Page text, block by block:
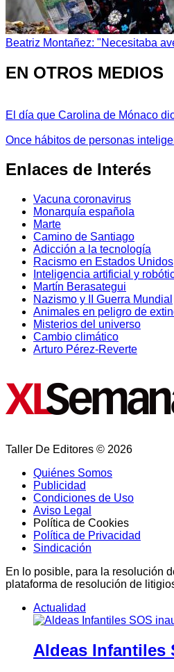
Beatriz Montañez: "Necesitaba
EN OTROS MEDIOS
El día que Carolina de Mónaco
Once hábitos de personas
Enlaces de Interés
Vacuna coronavirus
Monarquía española
Marte
Camino de Santiago
Adicción a la tecnología
Racismo en Estados Unidos
Inteligencia artificial y
Martín Berasategui
Nazismo y II Guerra Mundial
Animales en peligro de
Misterios del universo
Cambio climático
Arturo Pérez-Reverte
Taller De Editores © 2026
Quiénes Somos
Publicidad
Condiciones de Uso
Aviso Legal
Política de Cookies
Política de Privacidad
Sindicación
En lo posible, para la resolución
plataforma de resolución de
Actualidad
Aldeas Infantiles